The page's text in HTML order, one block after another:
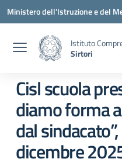
Vai ai contenuti
Vai al menu di navigazione
Vai al footer
Ministero dell'Istruzione e del
Istituto
Sirtori
Cisl scuola
diamo forma
dal
dicembre